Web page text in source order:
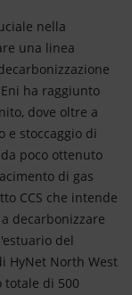
nella
una linea
ha raggiunto
dove oltre a
e stoccaggio di
poco ottenuto
di gas
CCS che intende
decarbonizzare
del
HyNet North West
totale di 500